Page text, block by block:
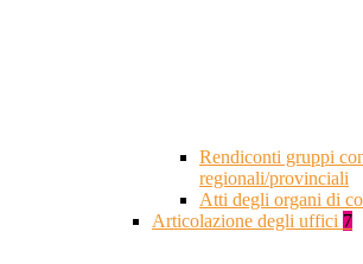
Rendiconti gruppi
regionali/provinciali
Atti degli organi di
Articolazione degli uffici 7